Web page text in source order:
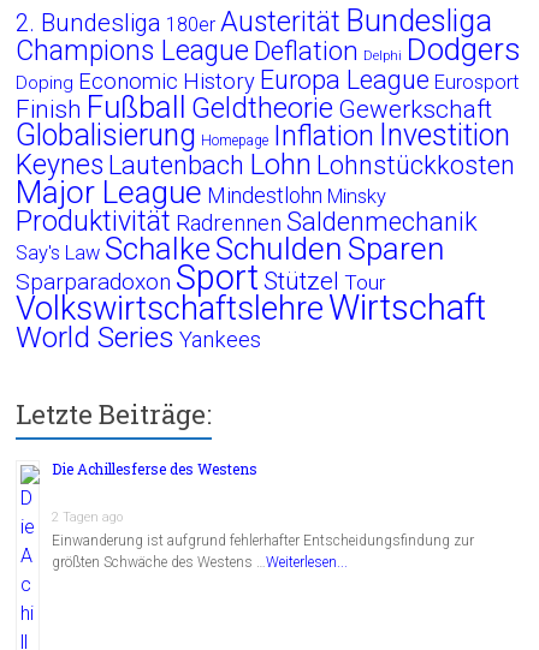
2. Bundesliga 180er Austerität Bundesliga
Champions League Deflation Delphi Dodgers
Doping Economic History Europa League Eurosport
Finish Fußball Geldtheorie Gewerkschaft
Globalisierung Homepage Inflation Investition
Keynes Lautenbach Lohn Lohnstückkosten
Major League Mindestlohn Minsky
Produktivität Radrennen Saldenmechanik
Say's Law Schalke Schulden Sparen
Sparparadoxon Sport Stützel Tour
VolkswirtschaftslehreWirtschaft
World Series Yankees
Letzte Beiträge:
Die Achillesferse des Westens
2 Tagen ago
Einwanderung ist aufgrund fehlerhafter Entscheidungsfindung zur
größten Schwäche des Westens …Weiterlesen...